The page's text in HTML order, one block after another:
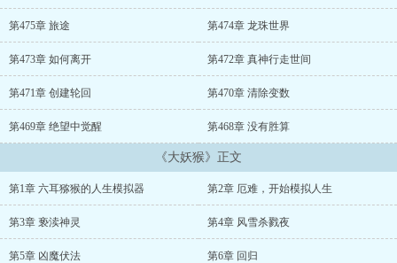
第475章 旅途 第474章 龙珠世界
第473章 如何离开 第472章 真神行走世间
第471章 创建轮回 第470章 清除变数
第469章 绝望中觉醒 第468章 没有胜算
《大妖猴》正文
第1章 六耳猕猴的人生模拟器 第2章 厄难，开始模拟人生
第3章 亵渎神灵 第4章 风雪杀戮夜
第5章 凶魔伏法 第6章 回归